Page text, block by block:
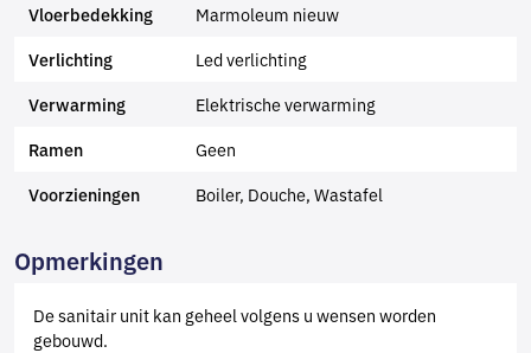
Vloerbedekking Marmoleum nieuw
Verlichting Led verlichting
Verwarming Elektrische verwarming
Ramen Geen
Voorzieningen Boiler, Douche, Wastafel
Opmerkingen
De sanitair unit kan geheel volgens u wensen worden
gebouwd.